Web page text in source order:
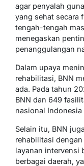
agar penyalah
yang sehat secara
tengah-tengah
menegaskan
penanggulangan
Dalam upaya
rehabilitasi, BNN
ada. Pada tahun
BNN dan 649
nasional Indonesia
Selain itu, BNN
rehabilitasi
layanan intervensi
berbagai daerah,